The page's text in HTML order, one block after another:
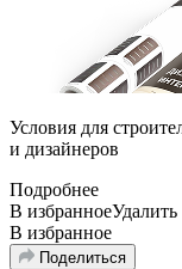
Условия для
и дизайнеров
Подробнее
В избранноеУдалить
В избранное
Поделиться